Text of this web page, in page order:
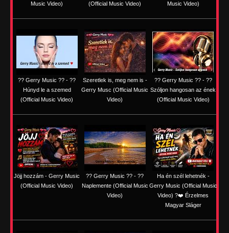
Music Video)
(Official Music Video)
Music Video)
?? Gerry Music ?? - ??
Húnyd le a szemed
(Official Music Video)
Szeretlek is, meg nem is -
Gerry Musc (Official Music
Video)
?? Gerry Music ?? - ??
Szóljon hangosan az ének
(Official Music Video)
Jöjj hozzám - Gerry Music
(Official Music Video)
?? Gerry Music ?? - ??
Naplemente (Official Music
Video)
Ha én szél lehetnék -
Gerry Music (Official Music
Video) ?️❤️ Érzelmes
Magyar Sláger